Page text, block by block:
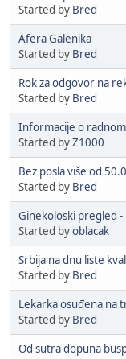
Started by Bred
Afera Galenika
Started by Bred
Rok za odgovor na
Started by Bred
Informacije o
Started byZ1000
Bez posla više od
Started by Bred
Ginekoloski pregled -
Started byoblacak
Srbija na dnu liste
Started by Bred
Lekarka osuđena na
Started by Bred
Od sutra dopuna